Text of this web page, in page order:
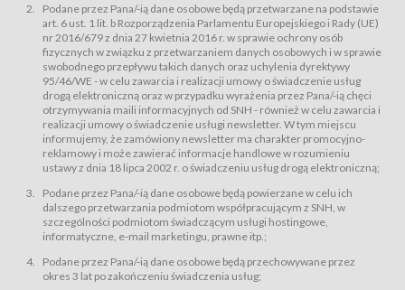
Sklep – sklep internetowy prowadzony przez Usługodawcę w Serwisie;
Regulamin – niniejszy regulamin.
§ 2
Postanowienia ogólne
Regulamin określa zasady:
świadczenia Usługobiorcom Usług przez Usługodawcę, z
zastrzeżeniem usług, o których mowa w ust. 2 pkt. 4 i 5 poniżej, których
zasady świadczenia precyzują odrębne regulaminy,
przetwarzania przez Usługodawcę danych osobowych Usługobiorców
będących osobami fizycznymi.
świadczy Usługi drogą elektroniczną w rozumieniu ustawy z dnia 18 lipca
2002 r. o świadczeniu usług drogą elektroniczną (Dz.U. z 2002 r., Nr 144, poz.
1204, z późń. zm.). Usługi świadczone są nieodpłatnie.
usługę przeglądania i odczytywania przez Usługobiorców materiałów
zamieszczanych w Serwisie,
usługę utrzymywania konta użytkownika w Serwisie,
usługę newsletter,
Podane przez Pana/-ią dane osobowe będą przetwarzane na podstawie
art. 6 ust. 1 lit. b Rozporządzenia Parlamentu Europejskiego i Rady (UE)
nr 2016/679 z dnia 27 kwietnia 2016 r. w sprawie ochrony osób
fizycznych w związku z przetwarzaniem danych osobowych i w sprawie
swobodnego przepływu takich danych oraz uchylenia dyrektywy
95/46/WE - w celu zawarcia i realizacji umowy o świadczenie usług
drogą elektroniczną oraz w przypadku wyrażenia przez Pana/-ią chęci
otrzymywania maili informacyjnych od SNH - również w celu zawarcia i
realizacji umowy o świadczenie usługi newsletter. W tym miejscu
informujemy, że zamówiony newsletter ma charakter promocyjno-
reklamowy i może zawierać informacje handlowe w rozumieniu
ustawy z dnia 18 lipca 2002 r. o świadczeniu usług drogą elektroniczną;
Podane przez Pana/-ią dane osobowe będą powierzane w celu ich
dalszego przetwarzania podmiotom współpracującym z SNH, w
szczególności podmiotom świadczącym usługi hostingowe,
informatyczne, e-mail marketingu, prawne itp.;
Podane przez Pana/-ią dane osobowe będą przechowywane przez
okres 3 lat po zakończeniu świadczenia usług;